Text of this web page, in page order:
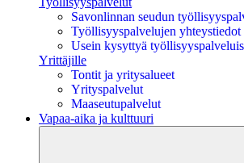
Savonlinnan seudun
Työllisyyspalvelujen yhteystiedot
Usein kysyttyä
Yrittäjille
Tontit ja yritysalueet
Yrityspalvelut
Maaseutupalvelut
Vapaa-aika ja kulttuuri